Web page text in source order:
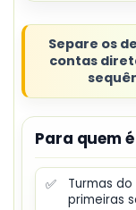
Separe os
contas
Para quem é
✅
Turmas
primeiras